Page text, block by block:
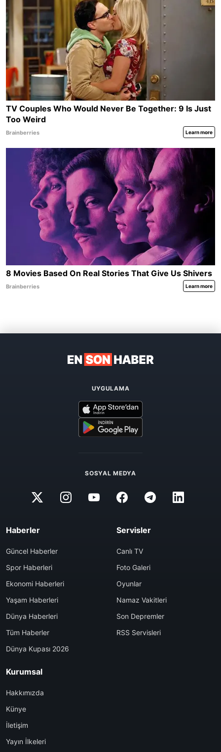
UYGULAMA
SOSYAL MEDYA
Haberler
Güncel Haberler
Spor Haberleri
Ekonomi Haberleri
Yaşam Haberleri
Dünya Haberleri
Tüm Haberler
Dünya Kupası 2026
Servisler
Canlı TV
Foto Galeri
Oyunlar
Namaz Vakitleri
Son Depremler
RSS Servisleri
Kurumsal
Hakkımızda
Künye
İletişim
Yayın İlkeleri